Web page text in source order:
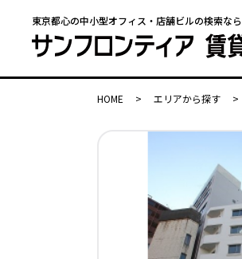
東京都心の中小型オフィス・店舗ビルの検索なら
HOME > エリアから探す >